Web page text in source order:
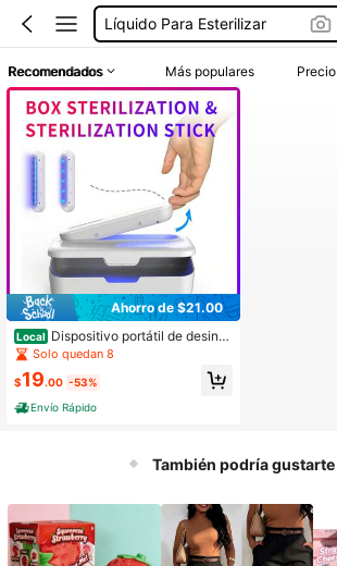
Líquido Para Esterilizar
Estirilizador
Estelirizador De Biberones
Recomendados Más populares Precio
Ahorro de $21.00
Local Dispositivo portátil de desinfe
cción por luz ultravioleta: tecnologí
a de esterilización dual para brocha
s de maquillaje, mascarillas, teléfon
viles: esterilizador versátil con luz u
Solo quedan 8
$19.00 -53%
Envío Rápido
También podría gustarte